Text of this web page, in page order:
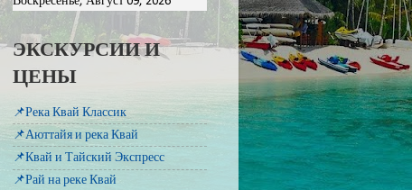
ЭКСКУРСИИ И
ЦЕНЫ
📌Река Квай Классик
📌Аюттайя и река Квай
📌Квай и Тайский Экспресс
📌Рай на реке Квай